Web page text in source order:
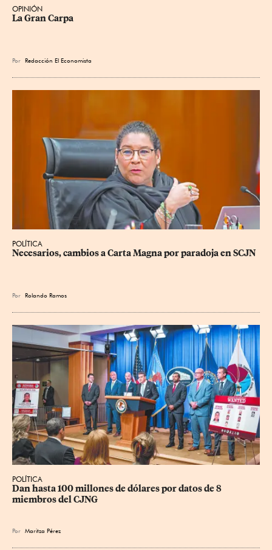
OPINIÓN
La Gran Carpa
Por Redacción El Economista
POLÍTICA
Necesarios, cambios a Carta Magna por paradoja en SCJN
Por Rolando Ramos
POLÍTICA
Dan hasta 100 millones de dólares por datos de 8
miembros del CJNG
Por Maritza Pérez